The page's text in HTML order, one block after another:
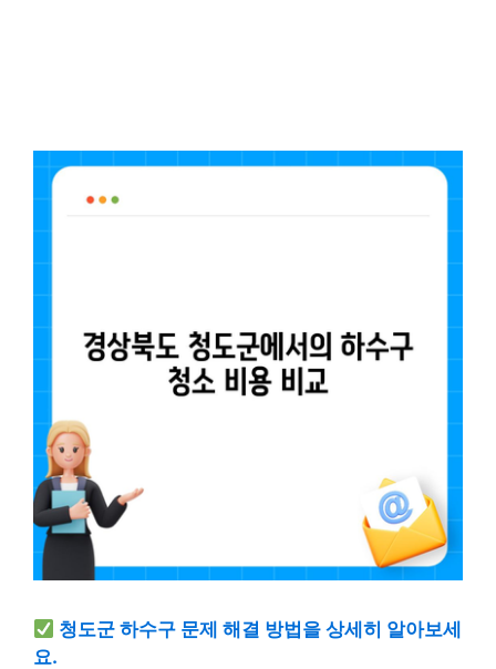
청도군 하수구 문제 해결 방법을 상세히 알아보세
요.